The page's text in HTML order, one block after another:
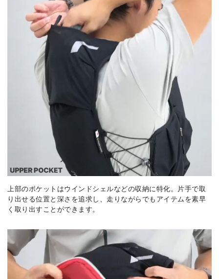
上部のポケットはウインドシェルなどの収納に特化。片手で取
り出せる位置と深さを追求し、走りながらでもアイテムを素早
く取り出すことができます。